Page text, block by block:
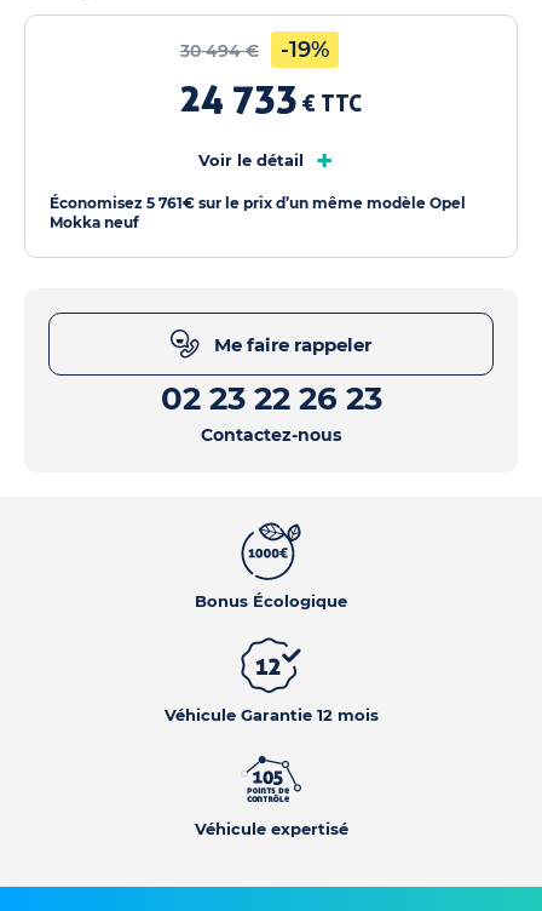
Bonus Écologique
Véhicule Garantie 12 mois
Véhicule expertisé
30 494 € -19%
24 733 € TTC
Voir le détail +
Économisez 5 761€ sur le prix d’un même modèle Opel
Mokka neuf
Me faire rappeler
02 23 22 26 23
Contactez-nous